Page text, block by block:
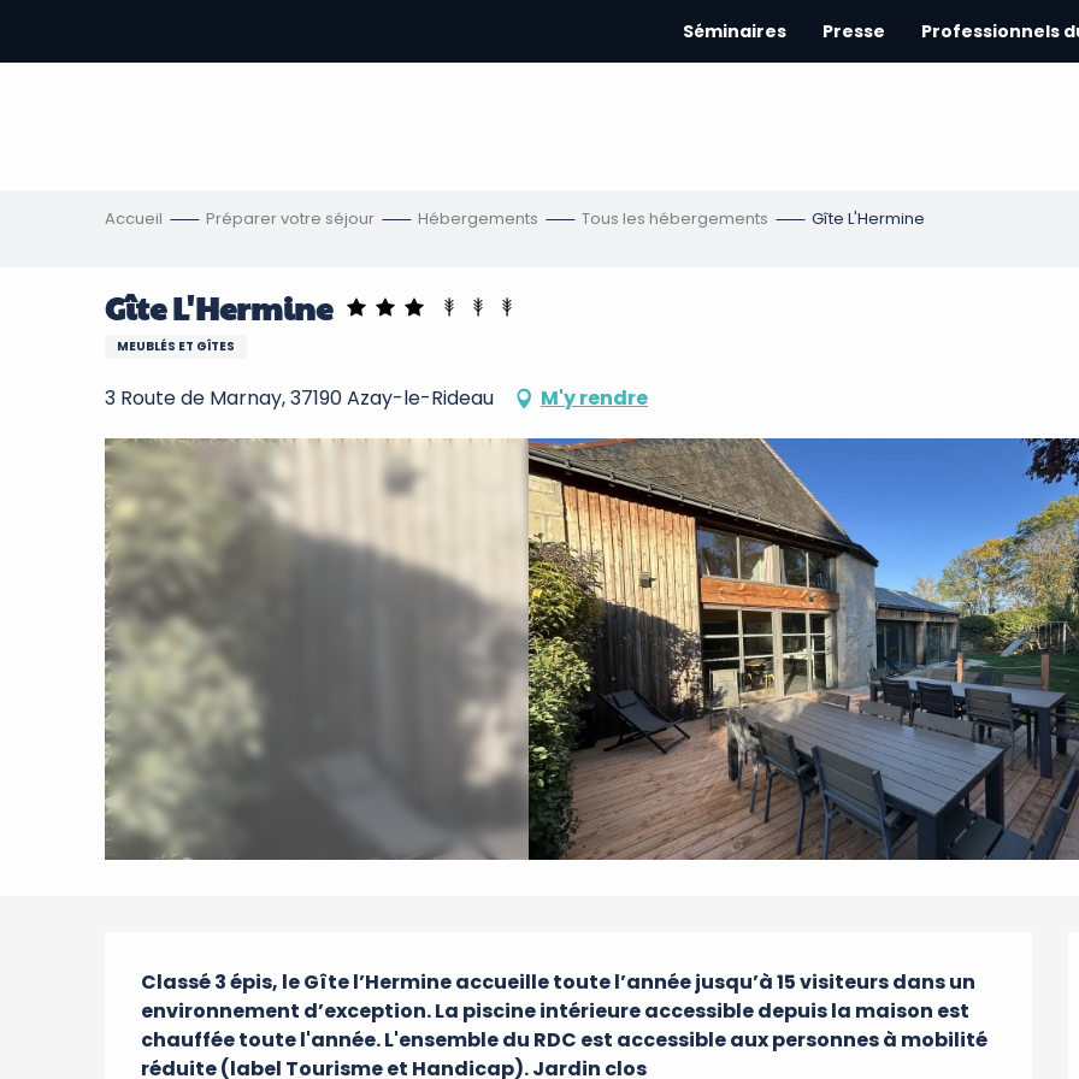
contenu
Séminaires Presse Professionnels
Accueil Préparer votre séjour Hébergements Tous les hébergements Gîte L'Hermine
Gîte L'Hermine
MEUBLÉS ET GÎTES
3 Route de Marnay, 37190 Azay-le-Rideau M'y rendre
Description
Classé 3 épis, le Gîte l’Hermine accueille toute l’année jusqu’à 15 visiteurs dans un
environnement d’exception. La piscine intérieure accessible depuis la maison est
chauffée toute l'année. L'ensemble du RDC est accessible aux personnes à mobilité
réduite (label Tourisme et Handicap). Jardin clos